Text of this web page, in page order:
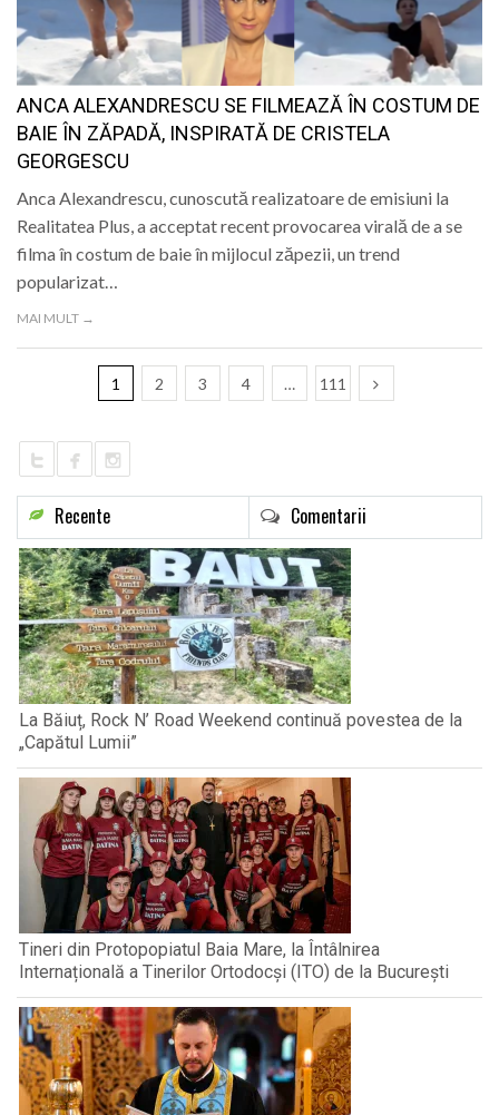
ANCA ALEXANDRESCU SE FILMEAZĂ ÎN COSTUM DE
BAIE ÎN ZĂPADĂ, INSPIRATĂ DE CRISTELA
GEORGESCU
Anca Alexandrescu, cunoscută realizatoare de emisiuni la
Realitatea Plus, a acceptat recent provocarea virală de a se
filma în costum de baie în mijlocul zăpezii, un trend
popularizat…
MAI MULT →
1 2 3 4 … 111
Recente Comentarii
La Băiuț, Rock N’ Road Weekend continuă povestea de la
„Capătul Lumii”
Tineri din Protopopiatul Baia Mare, la Întâlnirea
Internațională a Tinerilor Ortodocși (ITO) de la București